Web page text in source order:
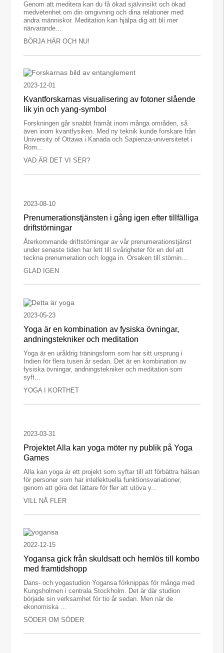
Genom att meditera kan du få ökad självinsikt och ökad
medvetenhet om din omgivning och dina relationer med
andra människor. Meditation kan hjälpa dig att bli mer
närvarande...
BÖRJA HÄR OCH NU!
2023-12-01
Kvantforskarnas visualisering av fotoner slående
lik yin och yang-symbol
Forskningen går snabbt framåt inom många områden, så
även inom kvantfysiken. Med ny teknik kunde forskare från
University of Ottawa i Kanada och Sapienza-universitetet i
Rom...
VAD ÄR DET VI SER?
2023-08-10
Prenumerationstjänsten i gång igen efter tillfälliga
driftstörningar
Återkommande driftstörningar av vår prenumerationstjänst
under senaste tiden har lett till svårigheter för en del att
teckna prenumeration och logga in. Orsaken till störnin...
GLAD IGEN
2023-05-23
Yoga är en kombination av fysiska övningar,
andningstekniker och meditation
Yoga är en uråldrig träningsform som har sitt ursprung i
Indien för flera tusen år sedan. Det är en kombination av
fysiska övningar, andningstekniker och meditation som
syft...
YOGA I KORTHET
2023-03-31
Projektet Alla kan yoga möter ny publik på Yoga
Games
Alla kan yoga är ett projekt som syftar till att förbättra hälsan
för personer som har intellektuella funktionsvariationer,
genom att göra det lättare för fler att utöva y...
VILL NÅ FLER
2022-12-15
Yogansa gick från skuldsatt och hemlös till kombo
med framtidshopp
Dans- och yogastudion Yogansa förknippas för många med
Kungsholmen i centrala Stockholm. Det är där studion
började sin verksamhet för tio år sedan. Men när de
ekonomiska ...
SÖDER OM SÖDER